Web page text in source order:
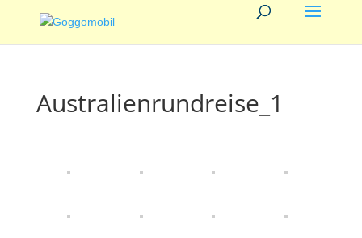
Australienrundreise_1